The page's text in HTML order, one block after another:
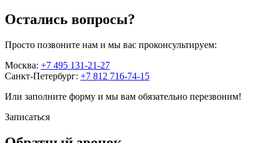
Остались вопросы?
Просто позвоните нам и мы вас проконсультируем:
Москва: +7 495 131-21-27
Санкт-Петербург: +7 812 716-74-15
Или заполните форму и мы вам обязательно перезвоним!
Записаться